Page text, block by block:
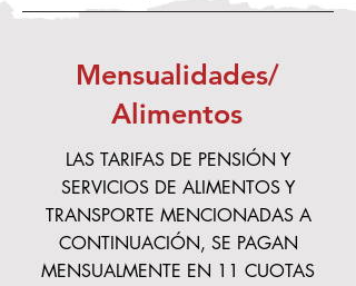
Mensualidades/
Alimentos
LAS TARIFAS DE PENSIÓN Y
SERVICIOS DE ALIMENTOS Y
TRANSPORTE MENCIONADAS A
CONTINUACIÓN, SE PAGAN
MENSUALMENTE EN 11 CUOTAS